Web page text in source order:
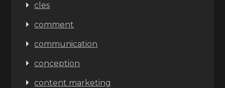
cles
comment
communication
conception
content marketing